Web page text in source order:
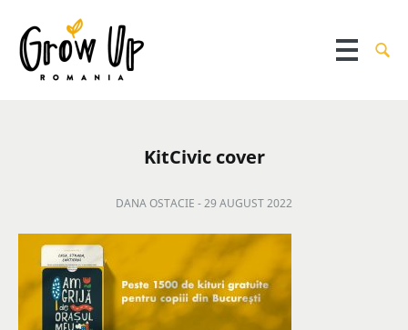
KitCivic cover
DANA OSTACIE -29 AUGUST 2022